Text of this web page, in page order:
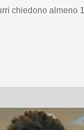
chiedono almeno